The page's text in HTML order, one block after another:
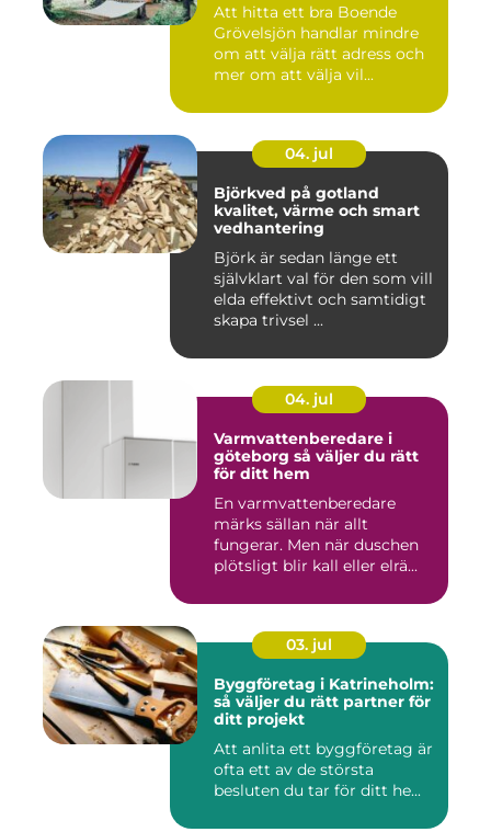
Att hitta ett bra Boende
Grövelsjön handlar mindre
om att välja rätt adress och
mer om att välja vil...
04. jul
Björkved på gotland
kvalitet, värme och smart
vedhantering
Björk är sedan länge ett
självklart val för den som vill
elda effektivt och samtidigt
skapa trivsel ...
04. jul
Varmvattenberedare i
göteborg så väljer du rätt
för ditt hem
En varmvattenberedare
märks sällan när allt
fungerar. Men när duschen
plötsligt blir kall eller elrä...
03. jul
Byggföretag i Katrineholm:
så väljer du rätt partner för
ditt projekt
Att anlita ett byggföretag är
ofta ett av de största
besluten du tar för ditt he...